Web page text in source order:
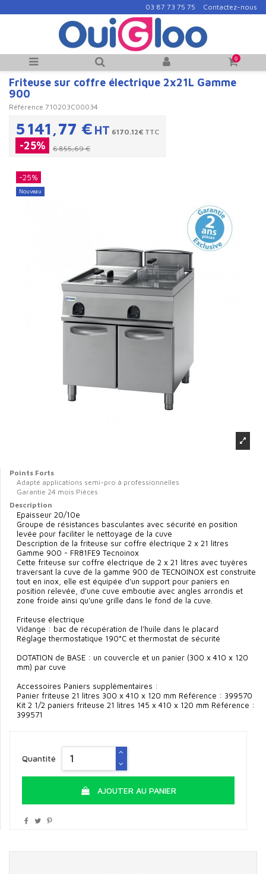
03 87 73 75 75 Contactez-nous
0
Friteuse sur coffre électrique 2x21L Gamme
900
Référence 710203C00034
5 141,77 € HT 6170.12€ TTC
-25% 6 855,69 €
-25%
Nouveau
Points Forts
Adapté applications semi-pro à professionnelles
Garantie 24 mois Pièces
Description
Epaisseur 20/10e
Groupe de résistances basculantes avec sécurité en position
levée pour faciliter le nettoyage de la cuve
Description de la friteuse sur coffre électrique 2 x 21 litres
Gamme 900 - FR81FE9 Tecnoinox
Cette friteuse sur coffre électrique de 2 x 21 litres avec tuyères
traversant la cuve de la gamme 900 de TECNOINOX est construite
tout en inox, elle est équipée d'un support pour paniers en
position relevée, d'une cuve emboutie avec angles arrondis et
zone froide ainsi qu'une grille dans le fond de la cuve.
Friteuse électrique
Vidange : bac de récupération de l’huile dans le placard
Réglage thermostatique 190°C et thermostat de sécurité
DOTATION de BASE : un couvercle et un panier (300 x 410 x 120
mm) par cuve
Accessoires Paniers supplémentaires :
Panier friteuse 21 litres 300 x 410 x 120 mm Référence : 399570
Kit 2 1/2 paniers friteuse 21 litres 145 x 410 x 120 mm Référence :
399571
Quantité
AJOUTER AU PANIER